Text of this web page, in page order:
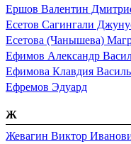
Ершов Валентин
Есетов Сагингали
Есетова (Чанышева)
Ефимов Александр
Ефимова Клавдия
Ефремов Эдуард
Ж
Жевагин Виктор